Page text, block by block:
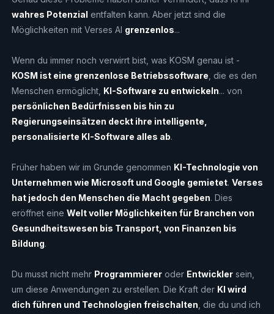
wahres Potenzial entfalten kann. Aber jetzt sind die
Möglichkeiten mit Verses AI grenzenlos...
Wenn du immer noch verwirrt bist, was KOSM genau ist -
KOSM ist eine grenzenlose Betriebssoftware , die es den
Menschen ermöglicht, KI-Software zu entwickeln... von
persönlichen Bedürfnissen bis hin zu
Regierungseinsätzen deckt ihre intelligente,
personalisierte KI-Software alles ab.
Früher haben wir im Grunde genommen KI-Technologie von
Unternehmen wie Microsoft und Google gemietet. Verses
hat jedoch den Menschen die Macht gegeben. Dies
eröffnet eine Welt voller Möglichkeiten für Branchen von
Gesundheitswesen bis Transport, von Finanzen bis
Bildung.
Du musst nicht mehr Programmiereroder Entwicklersein,
um diese Anwendungen zu erstellen. Die Kraft der KI wird
dich führen und Technologien freischalten , die du und ich